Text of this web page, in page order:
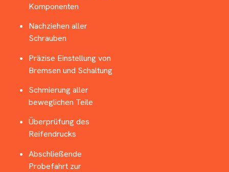
Komponenten
Nachziehen aller
Schrauben
Präzise Einstellung von
Bremsen und Schaltung
Schmierung aller
beweglichen Teile
Überprüfung des
Reifendrucks
Abschließende
Probefahrt zur